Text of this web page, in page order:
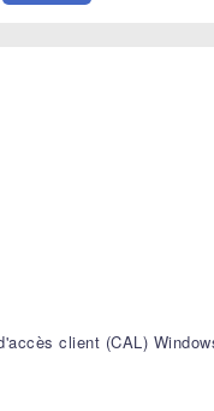
client (CAL)